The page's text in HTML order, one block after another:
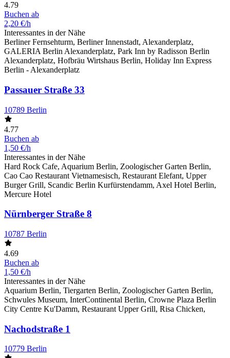
4.79
Buchen ab
2,20 €/h
Interessantes in der Nähe
Berliner Fernsehturm, Berliner Innenstadt, Alexanderplatz,
GALERIA Berlin Alexanderplatz, Park Inn by Radisson Berlin
Alexanderplatz, Hofbräu Wirtshaus Berlin, Holiday Inn Express
Berlin - Alexanderplatz
Passauer Straße 33
10789 Berlin
4.77
Buchen ab
1,50 €/h
Interessantes in der Nähe
Hard Rock Cafe, Aquarium Berlin, Zoologischer Garten Berlin,
Cao Cao Restaurant Vietnamesisch, Restaurant Elefant, Upper
Burger Grill, Scandic Berlin Kurfürstendamm, Axel Hotel Berlin,
Mercure Hotel
Nürnberger Straße 8
10787 Berlin
4.69
Buchen ab
1,50 €/h
Interessantes in der Nähe
Aquarium Berlin, Tiergarten Berlin, Zoologischer Garten Berlin,
Schwules Museum, InterContinental Berlin, Crowne Plaza Berlin
City Centre Ku'Damm, Restaurant Upper Grill, Risa Chicken,
Nachodstraße 1
10779 Berlin